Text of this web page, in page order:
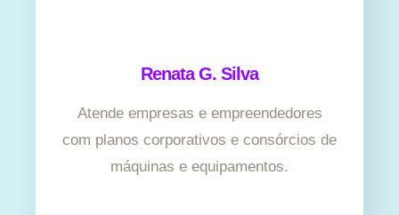
Renata G. Silva
Atende empresas e empreendedores
com planos corporativos e consórcios de
máquinas e equipamentos.